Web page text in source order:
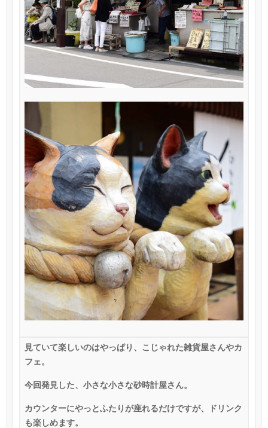
見ていて楽しいのはやっぱり、こじゃれた雑貨屋さんやカ
フェ。
今回発見した、小さな小さな砂時計屋さん。
カウンターにやっとふたりが座れるだけですが、ドリンク
も楽しめます。